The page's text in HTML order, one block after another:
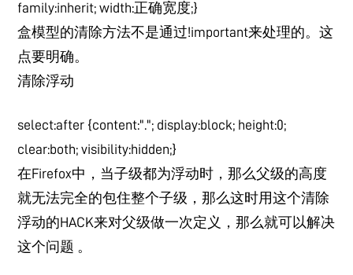
family:inherit; width:正确宽度;}
盒模型的清除方法不是通过!important来处理的。这
点要明确。
清除浮动
select:after {content:"."; display:block; height:0;
clear:both; visibility:hidden;}
在Firefox中，当子级都为浮动时，那么父级的高度
就无法完全的包住整个子级，那么这时用这个清除
浮动的HACK来对父级做一次定义，那么就可以解决
这个问题 。